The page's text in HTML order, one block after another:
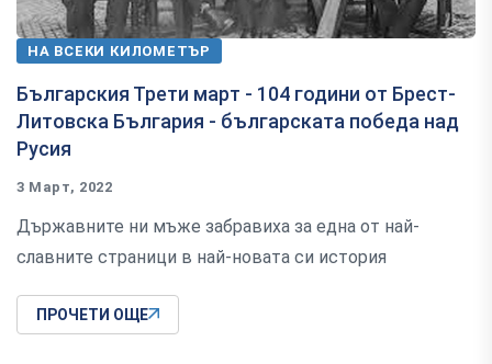
НА ВСЕКИ КИЛОМЕТЪР
Българския Трети март - 104 години от Брест-
Литовска България - българската победа над
Русия
3 Март, 2022
Държавните ни мъже забравиха за една от най-
славните страници в най-новата си история
ПРОЧЕТИ ОЩЕ